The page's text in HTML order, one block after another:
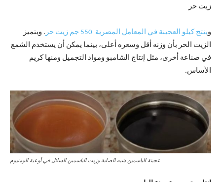
زيت حر
وينتج كيلو العجينة في المعامل المصرية 550 جم زيت حر
. ويتميز
الزيت الحر بأن وزنه أقل وسعره أعلى، بينما يمكن أن يستخدم الشمع
في صناعة أخرى، مثل إنتاج الشامبو ومواد التجميل ومنها كريم
الأساس.
عجينة الياسمين شبه الصلبة وزيت الياسمين السائل في أوعية الومنيوم